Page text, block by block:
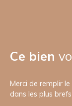
Ce bien
Merci de remplir
dans les plus